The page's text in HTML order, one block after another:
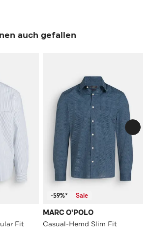
auch gefallen
Fit
-59%* Sale
MARC O'POLO
Casual-Hemd Slim Fit